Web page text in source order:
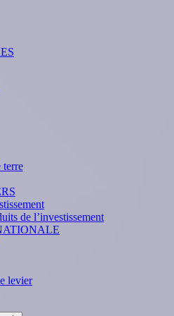
terre
de l’investissement
levier